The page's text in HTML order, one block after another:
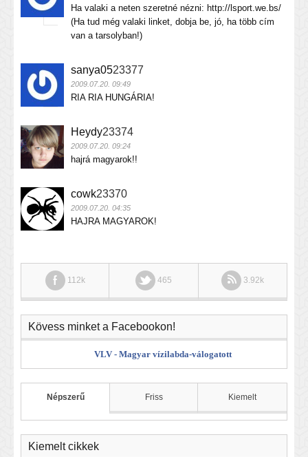
Ha valaki a neten szeretné nézni: http://lsport.we.bs/
(Ha tud még valaki linket, dobja be, jó, ha több cím
van a tarsolyban!)
sanya0523377
2009.07.20. 09:49
RIA RIA HUNGÁRIA!
Heydy23374
2009.07.20. 09:24
hajrá magyarok!!
cowk23370
2009.07.20. 04:35
HAJRA MAGYAROK!
112k 465 3.92k
Kövess minket a Facebookon!
VLV - Magyar vízilabda-válogatott
Népszerű Friss Kiemelt
Kiemelt cikkek